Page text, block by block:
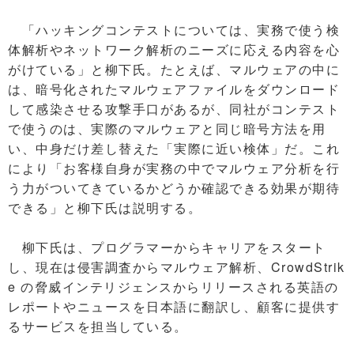
「ハッキングコンテストについては、実務で使う検
体解析やネットワーク解析のニーズに応える内容を心
がけている」と柳下氏。たとえば、マルウェアの中に
は、暗号化されたマルウェアファイルをダウンロード
して感染させる攻撃手口があるが、同社がコンテスト
で使うのは、実際のマルウェアと同じ暗号方法を用
い、中身だけ差し替えた「実際に近い検体」だ。これ
により「お客様自身が実務の中でマルウェア分析を行
う力がついてきているかどうか確認できる効果が期待
できる」と柳下氏は説明する。
柳下氏は、プログラマーからキャリアをスタート
し、現在は侵害調査からマルウェア解析、CrowdStrik
e の脅威インテリジェンスからリリースされる英語の
レポートやニュースを日本語に翻訳し、顧客に提供す
るサービスを担当している。